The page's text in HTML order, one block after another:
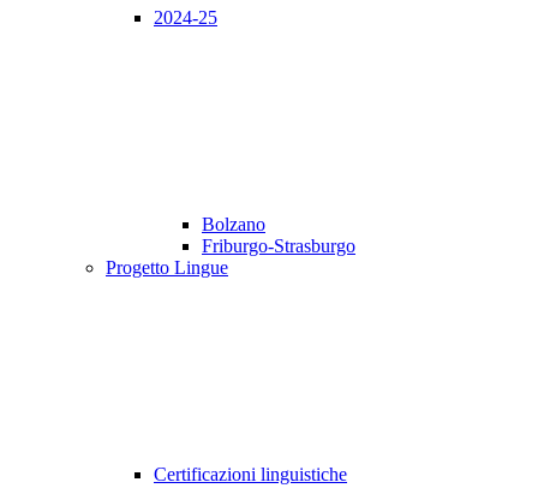
2024-25
Bolzano
Friburgo-Strasburgo
Progetto Lingue
Certificazioni linguistiche